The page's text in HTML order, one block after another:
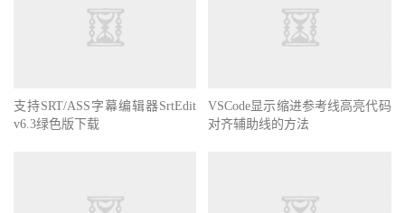
v6.3绿色版下载
VSCode显示缩进参考线高亮代码
对齐辅助线的方法